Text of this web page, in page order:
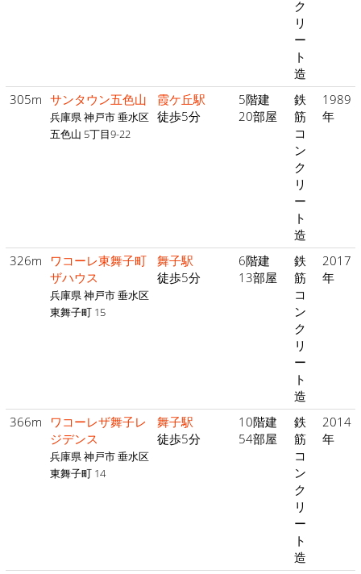
ク
リ
ー
ト
造
305m サンタウン五色山
兵庫県 神戸市 垂水区
五色山 5丁目9-22
霞ケ丘駅
徒歩5分
5階建
20部屋
鉄
筋
コ
ン
ク
リ
ー
ト
造
1989
年
326m
ワコーレ東舞子町
ザハウス
兵庫県 神戸市 垂水区
東舞子町 15
舞子駅
徒歩5分
6階建
13部屋
鉄
筋
コ
ン
ク
リ
ー
ト
造
2017
年
366m
ワコーレザ舞子レ
ジデンス
兵庫県 神戸市 垂水区
東舞子町 14
舞子駅
徒歩5分
10階建
54部屋
鉄
筋
コ
ン
ク
リ
ー
ト
造
2014
年